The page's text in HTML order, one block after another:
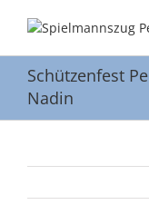
Inhalt
Schützenfest
Nadin